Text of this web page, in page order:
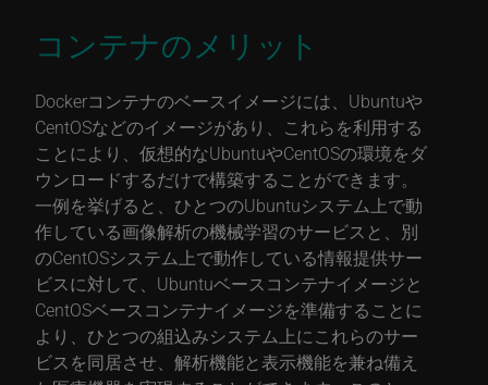
コンテナのメリット
Dockerコンテナのベースイメージには、Ubuntuや
CentOSなどのイメージがあり、これらを利用する
ことにより、仮想的なUbuntuやCentOSの環境をダ
ウンロードするだけで構築することができます。
一例を挙げると、ひとつのUbuntuシステム上で動
作している画像解析の機械学習のサービスと、別
のCentOSシステム上で動作している情報提供サー
ビスに対して、Ubuntuベースコンテナイメージと
CentOSベースコンテナイメージを準備することに
より、ひとつの組込みシステム上にこれらのサー
ビスを同居させ、解析機能と表示機能を兼ね備え